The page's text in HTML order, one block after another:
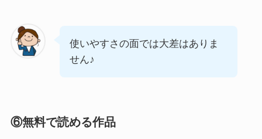
使いやすさの面では大差はありま
せん♪
⑥無料で読める作品